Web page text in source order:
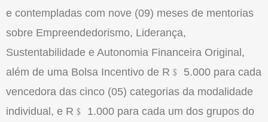
e contempladas com nove (09) meses de mentorias
sobre Empreendedorismo, Liderança,
Sustentabilidade e Autonomia Financeira Original,
além de uma Bolsa Incentivo de R﹩ 5.000 para cada
vencedora das cinco (05) categorias da modalidade
individual, e R﹩ 1.000 para cada um dos grupos do